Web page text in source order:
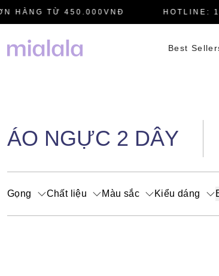
HÀNG TỪ 450.000VNĐ HOTLINE:
Best
ÁO NGỰC 2 DÂY
Gọng Chất liệu Màu sắc Kiểu dáng